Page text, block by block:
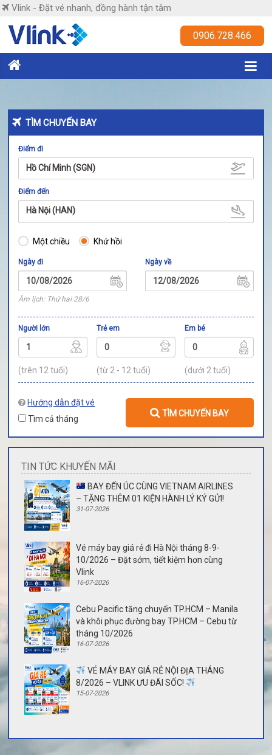
Skip
content
Vlink - Đặt vé nhanh, đồng hành tận tâm
Vlink
đồng
hành
tận
tâm
0906.728.466
TÌM CHUYẾN BAY
Điểm đi
Hồ Chí Minh (SGN)
Điểm đến
Hà Nội (HAN)
Một chiều Khứ hồi
Ngày đi
Âm lịch: Thứ hai 28/6
Ngày về
Người lớn
(trên 12 tuổi)
Trẻ em
(từ 2 - 12 tuổi)
Em bé
(dưới 2 tuổi)
Hướng dẫn đặt vé
Tìm cả tháng
TÌM CHUYẾN BAY
TIN TỨC KHUYẾN MÃI
BAY ĐẾN ÚC CÙNG VIETNAM AIRLINES
– TẶNG THÊM 01 KIỆN HÀNH LÝ KÝ GỬI!
31-07-2026
Vé máy bay giá rẻ đi Hà Nội tháng 8-9-
10/2026 – Đặt sớm, tiết kiệm hơn cùng
Vlink
16-07-2026
Cebu Pacific tăng chuyến TP.HCM – Manila
và khôi phục đường bay TP.HCM – Cebu từ
tháng 10/2026
16-07-2026
VÉ MÁY BAY GIÁ RẺ NỘI ĐỊA THÁNG
8/2026 – VLINK ƯU ĐÃI SỐC!
15-07-2026